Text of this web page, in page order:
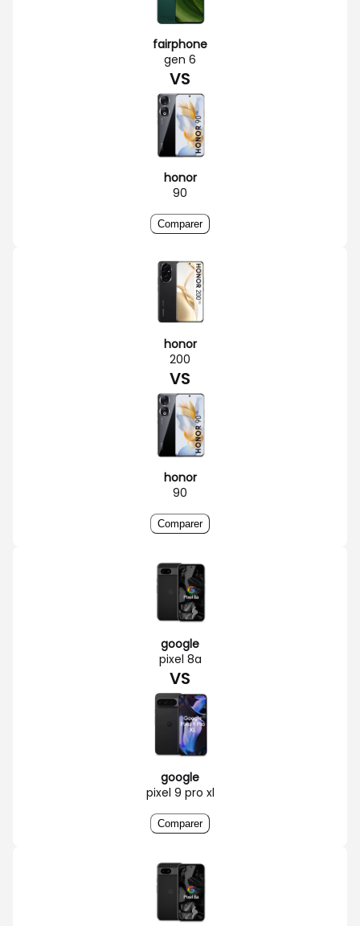
fairphone
gen 6
VS
honor
90
Comparer
honor
200
VS
honor
90
Comparer
google
pixel 8a
VS
google
pixel 9 pro xl
Comparer